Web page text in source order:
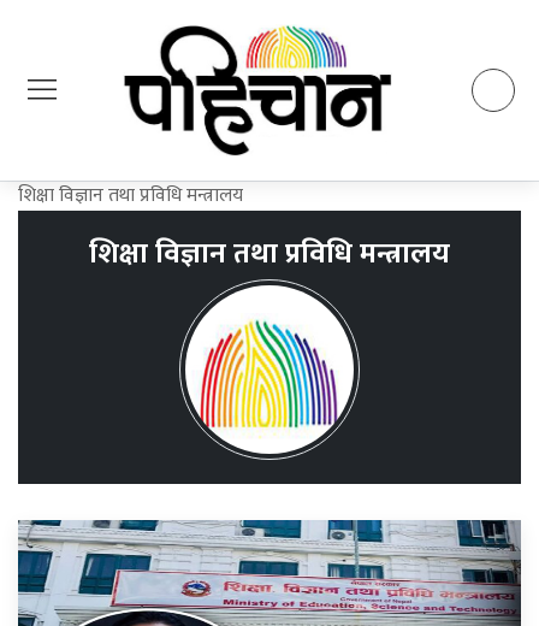
शिक्षा विज्ञान तथा प्रविधि मन्त्रालय
शिक्षा विज्ञान तथा प्रविधि मन्त्रालय